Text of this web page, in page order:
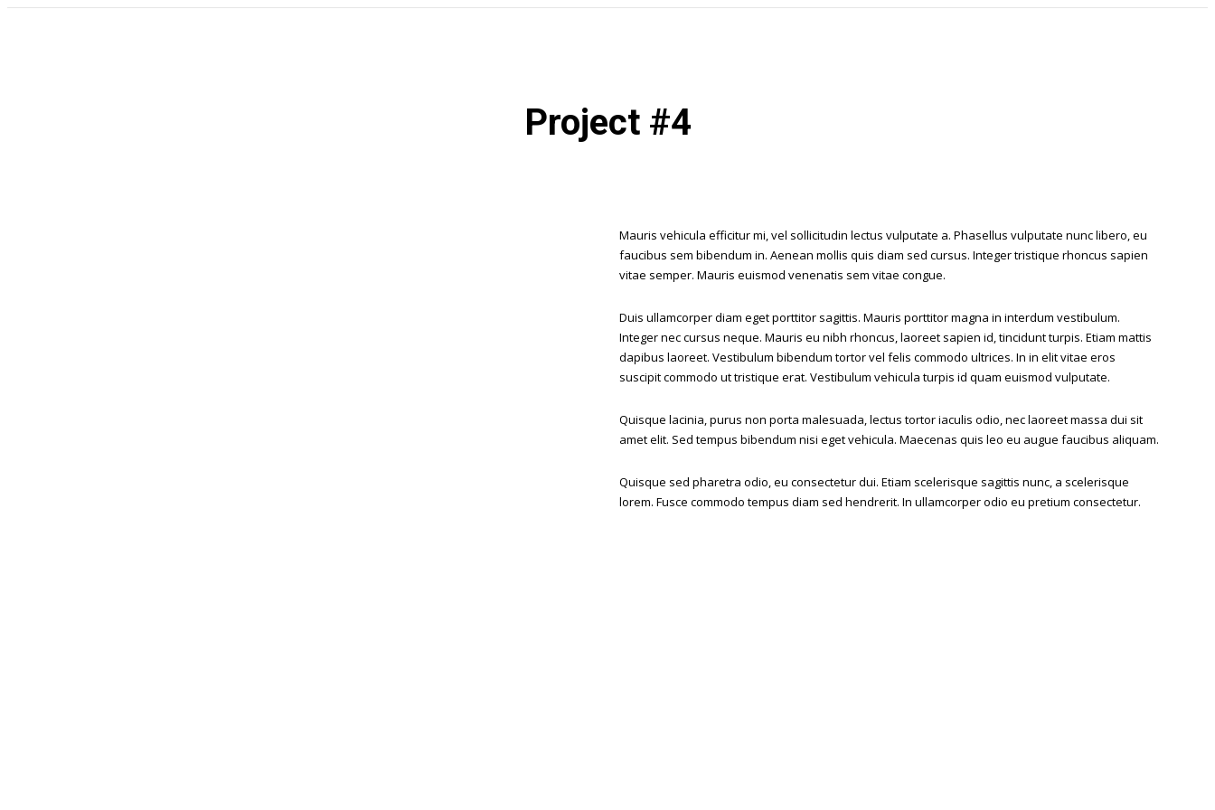
Project #4
Mauris vehicula efficitur mi, vel sollicitudin lectus vulputate a. Phasellus vulputate nunc libero, eu
faucibus sem bibendum in. Aenean mollis quis diam sed cursus. Integer tristique rhoncus sapien
vitae semper. Mauris euismod venenatis sem vitae congue.
Duis ullamcorper diam eget porttitor sagittis. Mauris porttitor magna in interdum vestibulum.
Integer nec cursus neque. Mauris eu nibh rhoncus, laoreet sapien id, tincidunt turpis. Etiam mattis
dapibus laoreet. Vestibulum bibendum tortor vel felis commodo ultrices. In in elit vitae eros
suscipit commodo ut tristique erat. Vestibulum vehicula turpis id quam euismod vulputate.
Quisque lacinia, purus non porta malesuada, lectus tortor iaculis odio, nec laoreet massa dui sit
amet elit. Sed tempus bibendum nisi eget vehicula. Maecenas quis leo eu augue faucibus aliquam.
Quisque sed pharetra odio, eu consectetur dui. Etiam scelerisque sagittis nunc, a scelerisque
lorem. Fusce commodo tempus diam sed hendrerit. In ullamcorper odio eu pretium consectetur.